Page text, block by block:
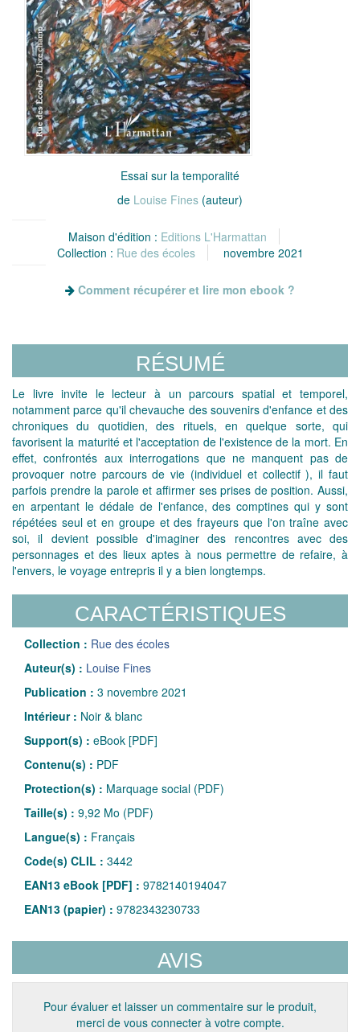
Essai sur la temporalité
de Louise Fines (auteur)
Maison d'édition : Editions L'Harmattan
Collection : Rue des écoles novembre 2021
Comment récupérer et lire mon ebook ?
RÉSUMÉ
Le livre invite le lecteur à un parcours spatial et temporel,
notamment parce qu'il chevauche des souvenirs d'enfance et des
chroniques du quotidien, des rituels, en quelque sorte, qui
favorisent la maturité et l'acceptation de l'existence de la mort. En
effet, confrontés aux interrogations que ne manquent pas de
provoquer notre parcours de vie (individuel et collectif ), il faut
parfois prendre la parole et affirmer ses prises de position. Aussi,
en arpentant le dédale de l'enfance, des comptines qui y sont
répétées seul et en groupe et des frayeurs que l'on traîne avec
soi, il devient possible d'imaginer des rencontres avec des
personnages et des lieux aptes à nous permettre de refaire, à
l'envers, le voyage entrepris il y a bien longtemps.
CARACTÉRISTIQUES
Collection : Rue des écoles
Auteur(s) : Louise Fines
Publication : 3 novembre 2021
Intérieur : Noir & blanc
Support(s) : eBook [PDF]
Contenu(s) : PDF
Protection(s) : Marquage social (PDF)
Taille(s) : 9,92 Mo (PDF)
Langue(s) : Français
Code(s) CLIL : 3442
EAN13 eBook [PDF] : 9782140194047
EAN13 (papier) : 9782343230733
AVIS
Pour évaluer et laisser un commentaire sur le produit,
merci de vous connecter à votre compte.